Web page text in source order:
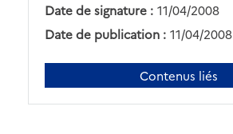
Date de signature : 11/04/2008
Date de publication : 11/04/2008
Contenus liés